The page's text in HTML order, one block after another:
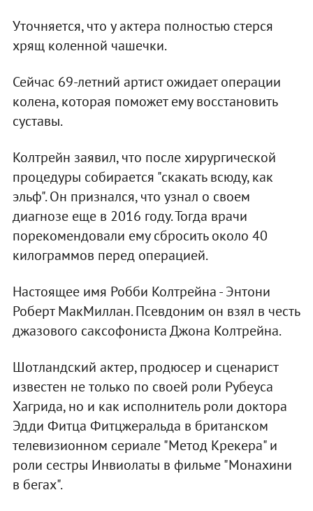
Уточняется, что у актера полностью стерся
хрящ коленной чашечки.
Сейчас 69-летний артист ожидает операции
колена, которая поможет ему восстановить
суставы.
Колтрейн заявил, что после хирургической
процедуры собирается "скакать всюду, как
эльф". Он признался, что узнал о своем
диагнозе еще в 2016 году. Тогда врачи
порекомендовали ему сбросить около 40
килограммов перед операцией.
Настоящее имя Робби Колтрейна - Энтони
Роберт МакМиллан. Псевдоним он взял в честь
джазового саксофониста Джона Колтрейна.
Шотландский актер, продюсер и сценарист
известен не только по своей роли Рубеуса
Хагрида, но и как исполнитель роли доктора
Эдди Фитца Фитцжеральда в британском
телевизионном сериале "Метод Крекера" и
роли сестры Инвиолаты в фильме "Монахини
в бегах".